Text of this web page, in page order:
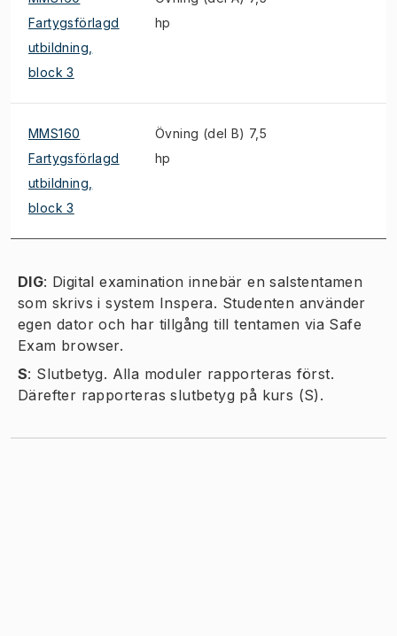
Fartygsförlagd
utbildning,
block 3
hp
MMS160
Fartygsförlagd
utbildning,
block 3
Övning (del B) 7,5
hp
DIG: Digital examination innebär en salstentamen
som skrivs i system Inspera. Studenten använder
egen dator och har tillgång till tentamen via Safe
Exam browser.
S: Slutbetyg. Alla moduler rapporteras först.
Därefter rapporteras slutbetyg på kurs (S).